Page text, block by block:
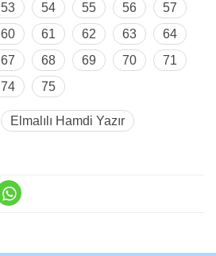
53 54 55 56
57
60 61 62 63
64
67 68 69 70
71
74 75
Elmalılı Hamdi Yazır